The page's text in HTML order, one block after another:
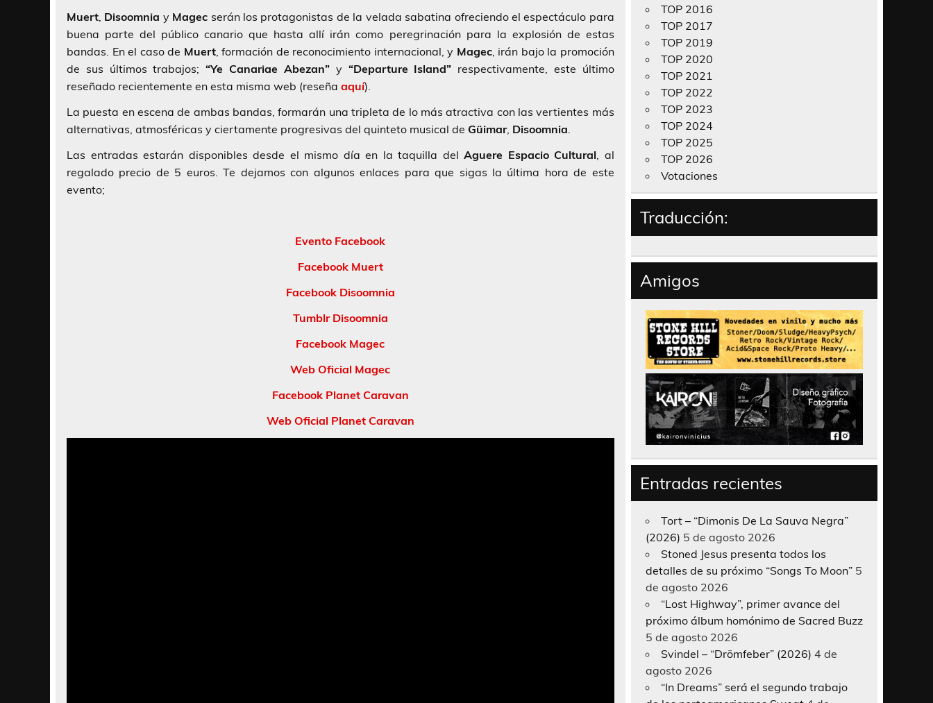
Muert Disoomnia y Magec serán los protagonistas de la velada sabatina ofreciendo el espectáculo para
buena parte del público canario que hasta allí irán como peregrinación para la explosión de estas
bandas. En el caso de Muert, formación de reconocimiento internacional, y Magec, irán bajo la promoción
de sus últimos trabajos;“Ye Canariae Abezan”y “Departure Island” respectivamente, este último
reseñado recientemente en esta misma web (reseña aquí).
La puesta en escena de ambas bandas, formarán una tripleta de lo más atractiva con las vertientes más
alternativas, atmosféricas y ciertamente progresivas del quinteto musical de Güimar, Disoomnia
Las entradas estarán disponibles desde el mismo día en la taquilla delAguere Espacio Cultural , al
regalado precio de 5 euros. Te dejamos con algunos enlaces para que sigas la última hora de este
evento;
Evento Facebook
Facebook Muert
Facebook Disoomnia
Tumblr Disoomnia
Facebook Magec
Web Oficial Magec
Facebook Planet Caravan
Web Oficial Planet Caravan
TOP 2016
TOP 2017
TOP 2019
TOP 2020
TOP 2021
TOP 2022
TOP 2023
TOP 2024
TOP 2025
TOP 2026
Votaciones
Traducción:
Amigos
Entradas recientes
Tort – “Dimonis De La Sauva Negra”
(2026) 5 de agosto 2026
Stoned Jesus presenta todos los
detalles de su próximo “Songs To Moon” 5
de agosto 2026
“Lost Highway”, primer avance del
próximo álbum homónimo de Sacred Buzz
5 de agosto 2026
Svindel – “Drömfeber” (2026) 4 de
agosto 2026
“In Dreams” será el segundo trabajo